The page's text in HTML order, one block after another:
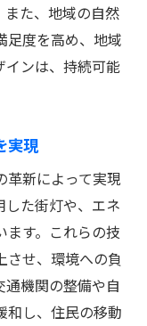
また、地域の自然
足度を高め、地域
インは、持続可能
実現
革新によって実現
した街灯や、エネ
ます。これらの技
させ、環境への負
機関の整備や自
和し、住民の移動